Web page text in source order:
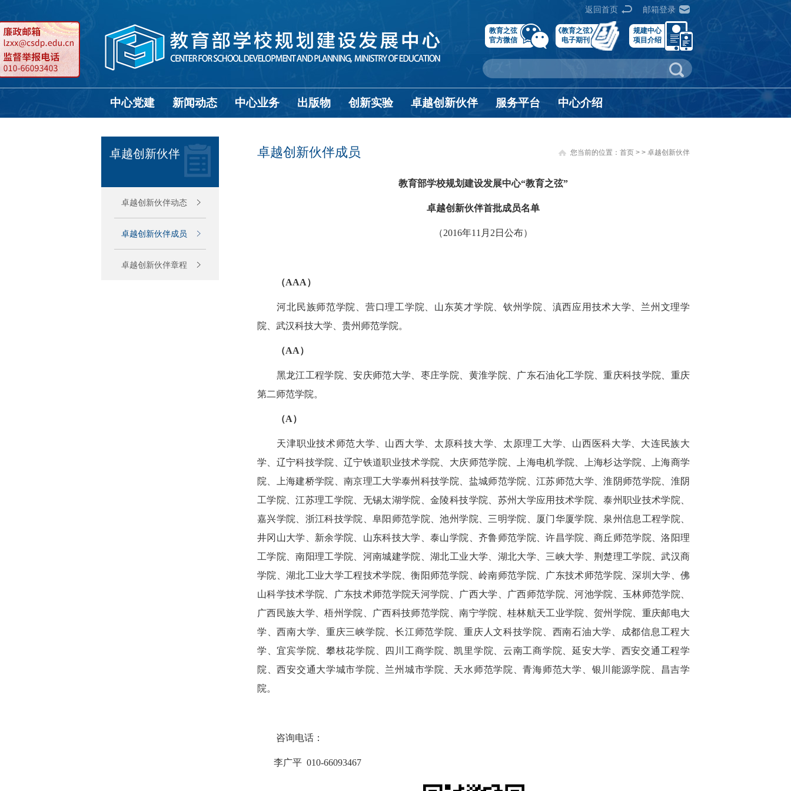
邮箱登录
返回首页
教育之弦
官方微信
规建中心
项目介绍
《教育之弦》
电子期刊
中心党建 新闻动态 中心业务 出版物 创新实验 卓越创新伙伴 服务平台 中心介绍
卓越创新伙伴
卓越创新伙伴动态
卓越创新伙伴成员
卓越创新伙伴章程
卓越创新伙伴成员 您当前的位置： 首页 > > 卓越创新伙伴
教育部学校规划建设发展中心“教育之弦”
卓越创新伙伴首批成员名单
（2016年11月2日公布）
（AAA）
河北民族师范学院、营口理工学院、山东英才学院、钦州学院、滇西应用技术大学、兰州文理学
院、武汉科技大学、贵州师范学院。
（AA）
黑龙江工程学院、安庆师范大学、枣庄学院、黄淮学院、广东石油化工学院、重庆科技学院、重庆
第二师范学院。
（A）
天津职业技术师范大学、山西大学、太原科技大学、太原理工大学、山西医科大学、大连民族大
学、辽宁科技学院、辽宁铁道职业技术学院、大庆师范学院、上海电机学院、上海杉达学院、上海商学
院、上海建桥学院、南京理工大学泰州科技学院、盐城师范学院、江苏师范大学、淮阴师范学院、淮阴
工学院、江苏理工学院、无锡太湖学院、金陵科技学院、苏州大学应用技术学院、泰州职业技术学院、
嘉兴学院、浙江科技学院、阜阳师范学院、池州学院、三明学院、厦门华厦学院、泉州信息工程学院、
井冈山大学、新余学院、山东科技大学、泰山学院、齐鲁师范学院、许昌学院、商丘师范学院、洛阳理
工学院、南阳理工学院、河南城建学院、湖北工业大学、湖北大学、三峡大学、荆楚理工学院、武汉商
学院、湖北工业大学工程技术学院、衡阳师范学院、岭南师范学院、广东技术师范学院、深圳大学、佛
山科学技术学院、广东技术师范学院天河学院、广西大学、广西师范学院、河池学院、玉林师范学院、
广西民族大学、梧州学院、广西科技师范学院、南宁学院、桂林航天工业学院、贺州学院、重庆邮电大
学、西南大学、重庆三峡学院、长江师范学院、重庆人文科技学院、西南石油大学、成都信息工程大
学、宜宾学院、攀枝花学院、四川工商学院、凯里学院、云南工商学院、延安大学、西安交通工程学
院、西安交通大学城市学院、兰州城市学院、天水师范学院、青海师范大学、银川能源学院、昌吉学
院。
咨询电话：
李广平 010-66093467